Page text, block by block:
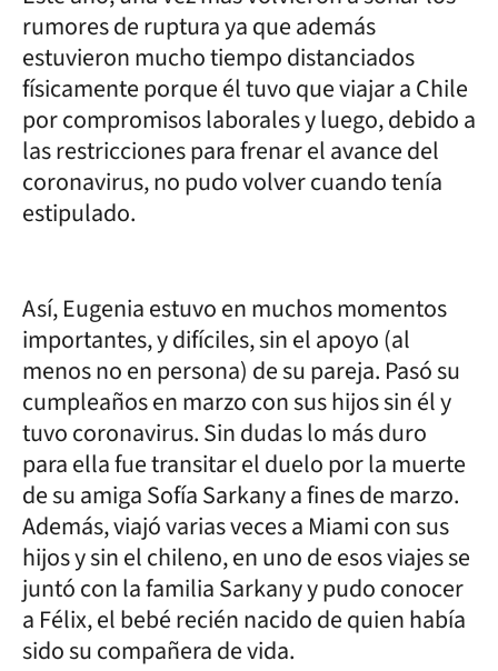
rumores de ruptura ya que además
estuvieron mucho tiempo distanciados
físicamente porque él tuvo que viajar a Chile
por compromisos laborales y luego, debido a
las restricciones para frenar el avance del
coronavirus, no pudo volver cuando tenía
estipulado.
Así, Eugenia estuvo en muchos momentos
importantes, y difíciles, sin el apoyo (al
menos no en persona) de su pareja. Pasó su
cumpleaños en marzo con sus hijos sin él y
tuvo coronavirus. Sin dudas lo más duro
para ella fue transitar el duelo por la muerte
de su amiga Sofía Sarkany a fines de marzo.
Además, viajó varias veces a Miami con sus
hijos y sin el chileno, en uno de esos viajes se
juntó con la familia Sarkany y pudo conocer
a Félix, el bebé recién nacido de quien había
sido su compañera de vida.